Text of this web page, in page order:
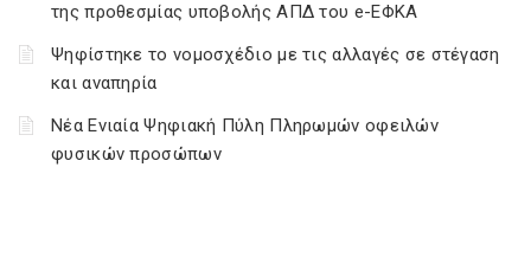
της προθεσμίας υποβολής ΑΠΔ του e-ΕΦΚΑ
Ψηφίστηκε το νομοσχέδιο με τις αλλαγές σε στέγαση
και αναπηρία
Νέα Ενιαία Ψηφιακή Πύλη Πληρωμών οφειλών
φυσικών προσώπων